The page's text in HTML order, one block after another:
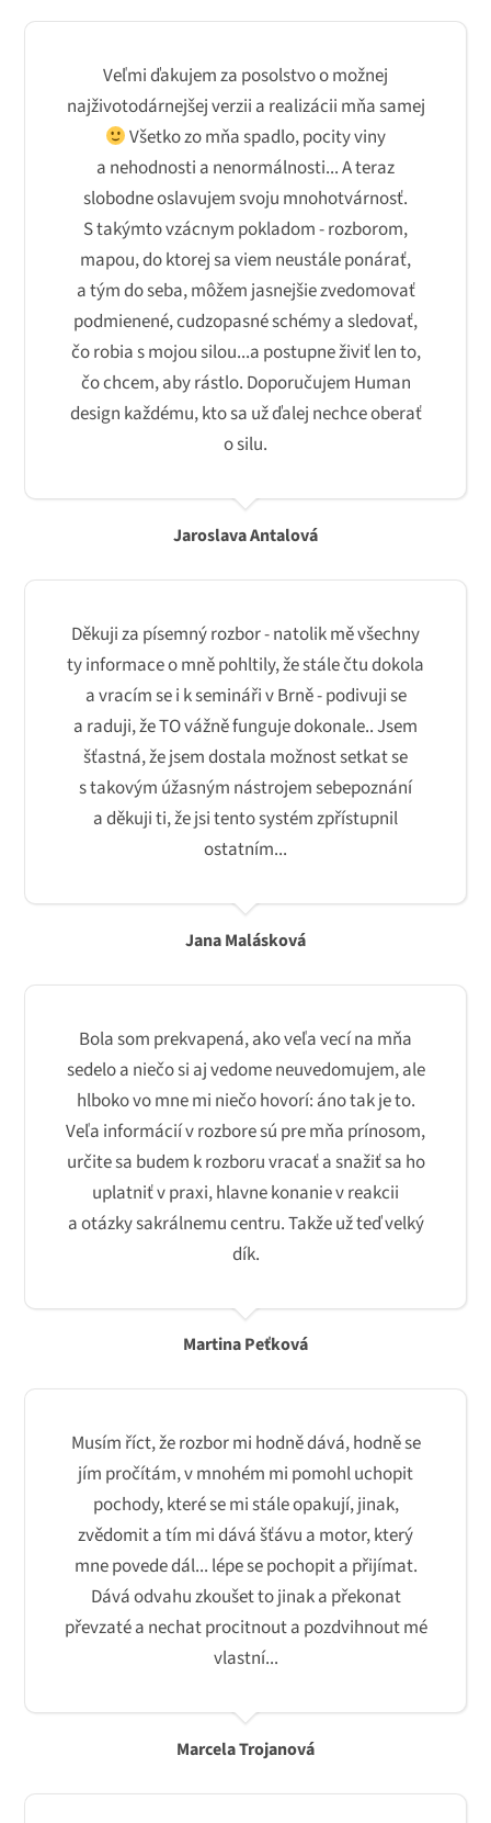
Veľmi ďakujem za posolstvo o možnej
najživotodárnejšej verzii a realizácii mňa samej
Všetko zo mňa spadlo, pocity viny
a nehodnosti a nenormálnosti... A teraz
slobodne oslavujem svoju mnohotvárnosť.
S takýmto vzácnym pokladom - rozborom,
mapou, do ktorej sa viem neustále ponárať,
a tým do seba, môžem jasnejšie zvedomovať
podmienené, cudzopasné schémy a sledovať,
čo robia s mojou silou...a postupne živiť len to,
čo chcem, aby rástlo. Doporučujem Human
design každému, kto sa už ďalej nechce oberať
o silu.
Jaroslava Antalová
Děkuji za písemný rozbor - natolik mě všechny
ty informace o mně pohltily, že stále čtu dokola
a vracím se i k semináři v Brně - podivuji se
a raduji, že TO vážně funguje dokonale.. Jsem
šťastná, že jsem dostala možnost setkat se
s takovým úžasným nástrojem sebepoznání
a děkuji ti, že jsi tento systém zpřístupnil
ostatním...
Jana Malásková
Bola som prekvapená, ako veľa vecí na mňa
sedelo a niečo si aj vedome neuvedomujem, ale
hlboko vo mne mi niečo hovorí: áno tak je to.
Veľa informácií v rozbore sú pre mňa prínosom,
určite sa budem k rozboru vracať a snažiť sa ho
uplatniť v praxi, hlavne konanie v reakcii
a otázky sakrálnemu centru. Takže už teď velký
dík.
Martina Peťková
Musím říct, že rozbor mi hodně dává, hodně se
jím pročítám, v mnohém mi pomohl uchopit
pochody, které se mi stále opakují, jinak,
zvědomit a tím mi dává šťávu a motor, který
mne povede dál... lépe se pochopit a přijímat.
Dává odvahu zkoušet to jinak a překonat
převzaté a nechat procitnout a pozdvihnout mé
vlastní...
Marcela Trojanová